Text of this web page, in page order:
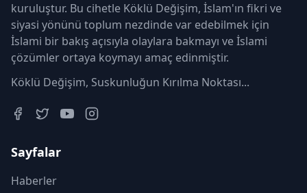
kuruluştur. Bu cihetle Köklü Değişim, İslam'ın fikri ve
siyasi yönünü toplum nezdinde var edebilmek için
İslami bir bakış açısıyla olaylara bakmayı ve İslami
çözümler ortaya koymayı amaç edinmiştir.
Köklü Değişim, Suskunluğun Kırılma Noktası...
Sayfalar
Haberler